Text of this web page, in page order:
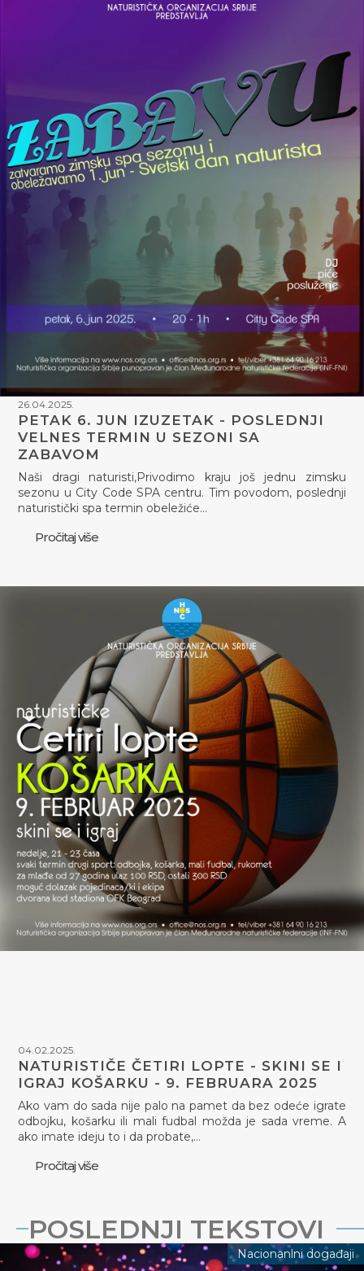
26.04.2025.
PETAK 6. JUN IZUZETAK - POSLEDNJI
VELNES TERMIN U SEZONI SA
ZABAVOM
Naši dragi naturisti,Privodimo kraju još jednu zimsku
sezonu u City Code SPA centru. Tim povodom, poslednji
naturistički spa termin obeležiće…
Pročitaj više
04.02.2025.
NATURISTIČE ČETIRI LOPTE - SKINI SE I
IGRAJ KOŠARKU - 9. FEBRUARA 2025
Ako vam do sada nije palo na pamet da bez odeće igrate
odbojku, košarku ili mali fudbal možda je sada vreme. A
ako imate ideju to i da probate,…
Pročitaj više
POSLEDNJI TEKSTOVI
Nacionanlni događaji